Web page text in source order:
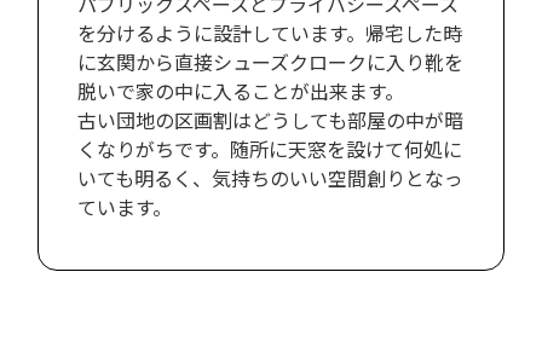
を分けるように設計しています。帰宅した時
に玄関から直接シューズクロークに入り靴を
脱いで家の中に入ることが出来ます。
古い団地の区画割はどうしても部屋の中が暗
くなりがちです。随所に天窓を設けて何処に
いても明るく、気持ちのいい空間創りとなっ
ています。